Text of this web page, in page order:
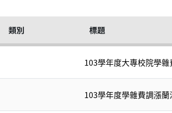
類別 標題
103學年度大專校院學
103學年度學雜費調漲